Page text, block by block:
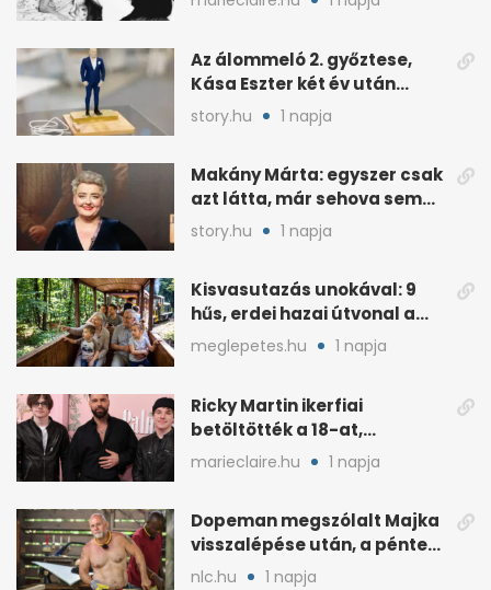
Az álommeló 2. győztese,
Kása Eszter két év után
felmondott Balogh
Leventénél
story.hu 1 napja
Makány Márta: egyszer csak
azt látta, már sehova sem
hívják
story.hu 1 napja
Kisvasutazás unokával: 9
hűs, erdei hazai útvonal a
kánikulára
meglepetes.hu 1 napja
Ricky Martin ikerfiai
betöltötték a 18-at,
megható üzenet jött tőle
marieclaire.hu 1 napja
Dopeman megszólalt Majka
visszalépése után, a pénteki
koncert marad
nlc.hu 1 napja